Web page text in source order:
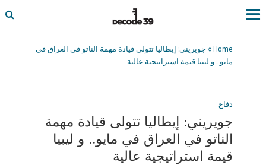
Home
» جويريني: إيطاليا تتولى قيادة مهمة الناتو في العراق في
مايو.. و ليبيا قيمة استراتيجية عالية
دفاع
جويريني: إيطاليا تتولى قيادة مهمة
الناتو في العراق في مايو.. و ليبيا
قيمة استراتيجية عالية